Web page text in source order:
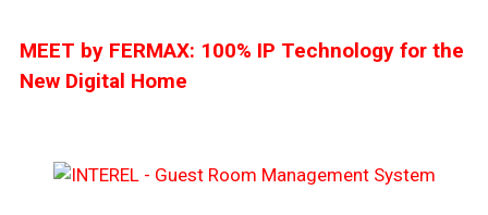
MEET by FERMAX: 100% IP Technology for the
New Digital Home